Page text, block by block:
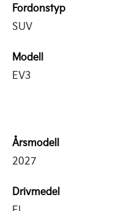
Fordonstyp
SUV
Modell
EV3
Årsmodell
2027
Drivmedel